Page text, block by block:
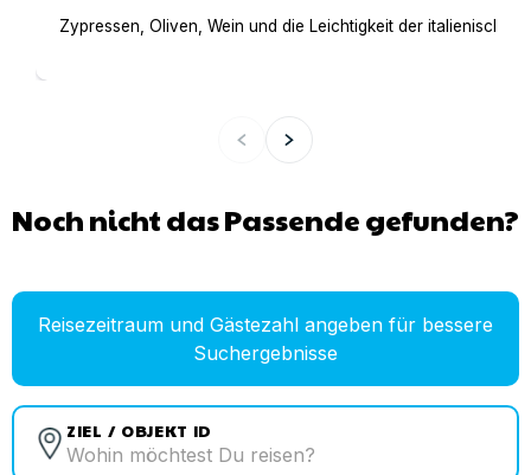
Zypressen, Oliven, Wein und die Leichtigkeit der
Noch nicht das Passende gefunden?
Reisezeitraum und Gästezahl angeben für bessere
Suchergebnisse
ZIEL / OBJEKT ID